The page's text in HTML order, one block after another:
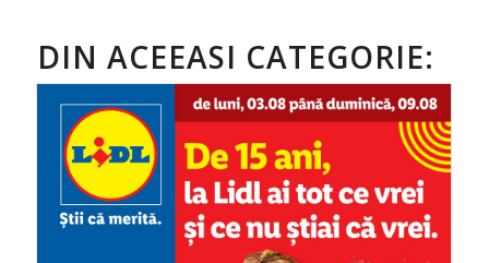
DIN ACEEASI CATEGORIE: